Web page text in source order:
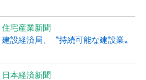
住宅産業新聞
設経済局、〝持続可能な建設業〟
日本経済新聞